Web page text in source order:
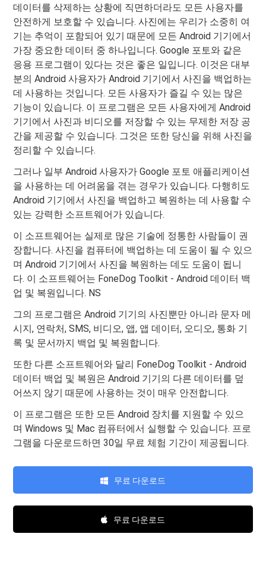
데이터를 삭제하는 상황에 직면하더라도 모든 사용자를
안전하게 보호할 수 있습니다. 사진에는 ​​우리가 소중히 여
기는 추억이 포함되어 있기 때문에 모든 Android 기기에서
가장 중요한 데이터 중 하나입니다. Google 포토와 같은
응용 프로그램이 있다는 것은 좋은 일입니다. 이것은 대부
분의 Android 사용자가 Android 기기에서 사진을 백업하는
데 사용하는 것입니다. 모든 사용자가 즐길 수 있는 많은
기능이 있습니다. 이 프로그램은 모든 사용자에게 Android
기기에서 사진과 비디오를 저장할 수 있는 무제한 저장 공
간을 제공할 수 있습니다. 그것은 또한 당신을 위해 사진을
정리할 수 있습니다.
그러나 일부 Android 사용자가 Google 포토 애플리케이션
을 사용하는 데 어려움을 겪는 경우가 있습니다. 다행히도
Android 기기에서 사진을 백업하고 복원하는 데 사용할 수
있는 강력한 소프트웨어가 있습니다.
이 소프트웨어는 실제로 많은 기술에 정통한 사람들이 권
장합니다. 사진을 컴퓨터에 백업하는 데 도움이 될 수 있으
며 Android 기기에서 사진을 복원하는 데도 도움이 됩니
다. 이 소프트웨어는 FoneDog Toolkit - Android 데이터 백
업 및 복원입니다. NS
그의 프로그램은 Android 기기의 사진뿐만 아니라 문자 메
시지, 연락처, SMS, 비디오, 앱, 앱 데이터, 오디오, 통화 기
록 및 문서까지 백업 및 복원합니다.
또한 다른 소프트웨어와 달리 FoneDog Toolkit - Android
데이터 백업 및 복원은 Android 기기의 다른 데이터를 덮
어쓰지 않기 때문에 사용하는 것이 매우 안전합니다.
이 프로그램은 또한 모든 Android 장치를 지원할 수 있으
며 Windows 및 Mac 컴퓨터에서 실행할 수 있습니다. 프로
그램을 다운로드하면 30일 무료 체험 기간이 제공됩니다.
무료 다운로드
무료 다운로드